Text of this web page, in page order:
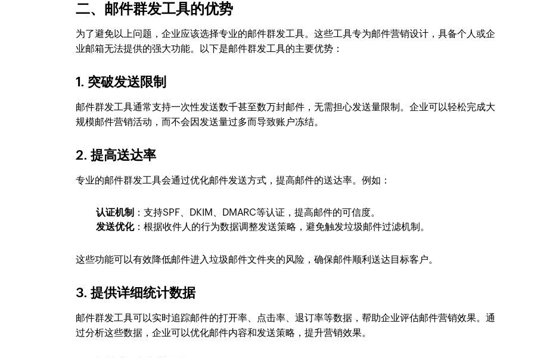
二、邮件群发工具的优势
为了避免以上问题，企业应该选择专业的邮件群发工具。这些工具专为邮件营销设计，具备个人或企
业邮箱无法提供的强大功能。以下是邮件群发工具的主要优势：
1. 突破发送限制
邮件群发工具通常支持一次性发送数千甚至数万封邮件，无需担心发送量限制。企业可以轻松完成大
规模邮件营销活动，而不会因发送量过多而导致账户冻结。
2.提高送达率
专业的邮件群发工具会通过优化邮件发送方式，提高邮件的送达率。例如：
认证机制 ：支持SPF、DKIM、DMARC等认证，提高邮件的可信度。
发送优化：根据收件人的行为数据调整发送策略，避免触发垃圾邮件过滤机制。
这些功能可以有效降低邮件进入垃圾邮件文件夹的风险，确保邮件顺利送达目标客户。
3.提供详细统计数据
邮件群发工具可以实时追踪邮件的打开率、点击率、退订率等数据，帮助企业评估邮件营销效果。通
过分析这些数据，企业可以优化邮件内容和发送策略，提升营销效果。